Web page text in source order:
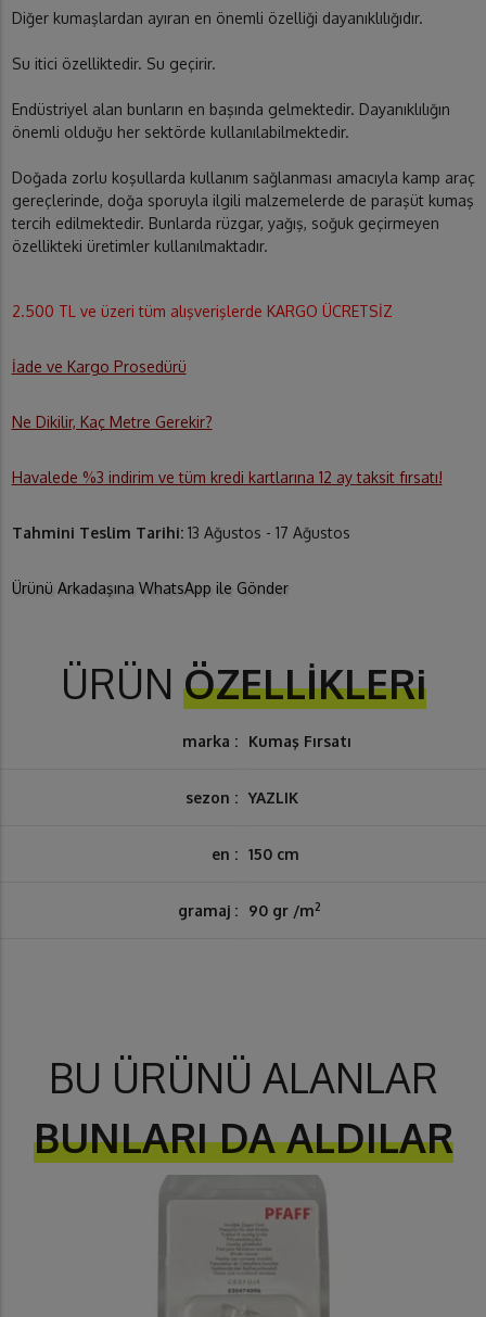
Diğer kumaşlardan ayıran en önemli özelliği dayanıklılığıdır.
Su itici özelliktedir. Su geçirir.
Endüstriyel alan bunların en başında gelmektedir. Dayanıklılığın
önemli olduğu her sektörde kullanılabilmektedir.
Doğada zorlu koşullarda kullanım sağlanması amacıyla kamp araç
gereçlerinde, doğa sporuyla ilgili malzemelerde de paraşüt kumaş
tercih edilmektedir. Bunlarda rüzgar, yağış, soğuk geçirmeyen
özellikteki üretimler kullanılmaktadır.
2.500 TL ve üzeri tüm alışverişlerde KARGO ÜCRETSİZ
İade ve Kargo Prosedürü
Ne Dikilir, Kaç Metre Gerekir?
Havalede %3 indirim ve tüm kredi kartlarına 12 ay taksit fırsatı!
Tahmini Teslim Tarihi: 13 Ağustos - 17 Ağustos
Ürünü Arkadaşına WhatsApp ile Gönder
ÜRÜN ÖZELLİKLERi
marka : Kumaş Fırsatı
sezon : YAZLIK
en : 150 cm
gramaj : 90 gr /m2
BU ÜRÜNÜ ALANLAR
BUNLARI DA ALDILAR